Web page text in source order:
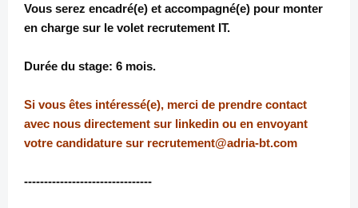
Vous serez encadré(e) et accompagné(e) pour monter
en charge sur le volet recrutement IT.
Durée du stage: 6 mois.
Si vous êtes intéressé(e), merci de prendre contact
avec nous directement sur linkedin ou en envoyant
votre candidature sur recrutement@adria-bt.com
--------------------------------